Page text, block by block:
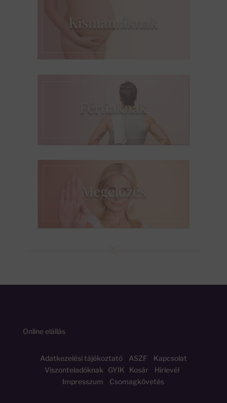
Online elállás
Adatkezelési tájékoztatóASZF
Kapcsolat
Viszonteladóknak
GYIK Kosár
Hírlevél
Impresszum
Csomagkövetés